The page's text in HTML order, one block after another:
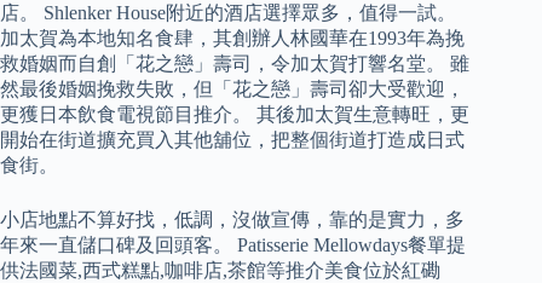
店。 Shlenker House附近的酒店選擇眾多，值得一試。
加太賀為本地知名食肆，其創辦人林國華在1993年為挽
救婚姻而自創「花之戀」壽司，令加太賀打響名堂。 雖
然最後婚姻挽救失敗，但「花之戀」壽司卻大受歡迎，
更獲日本飲食電視節目推介。 其後加太賀生意轉旺，更
開始在街道擴充買入其他舖位，把整個街道打造成日式
食街。
小店地點不算好找，低調，沒做宣傳，靠的是實力，多
年來一直儲口碑及回頭客。 Patisserie Mellowdays餐單提
供法國菜,西式糕點,咖啡店,茶館等推介美食位於紅磡